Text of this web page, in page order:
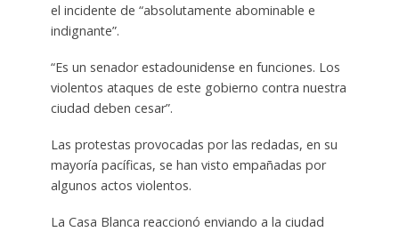
el incidente de “absolutamente abominable e
indignante”.
“Es un senador estadounidense en funciones. Los
violentos ataques de este gobierno contra nuestra
ciudad deben cesar”.
Las protestas provocadas por las redadas, en su
mayoría pacíficas, se han visto empañadas por
algunos actos violentos.
La Casa Blanca reaccionó enviando a la ciudad